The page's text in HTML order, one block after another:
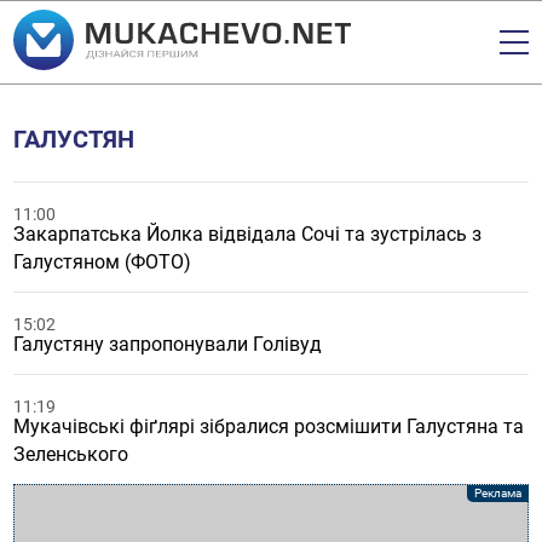
ГАЛУСТЯН
11:00
Закарпатська Йолка відвідала Сочі та зустрілась з
Галустяном (ФОТО)
15:02
Галустяну запропонували Голівуд
11:19
Мукачівські фіґлярі зібралися розсмішити Галустяна та
Зеленського